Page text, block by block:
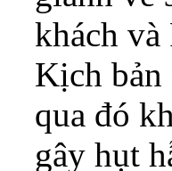
khách và
Kịch bản
qua đó
gây hụt